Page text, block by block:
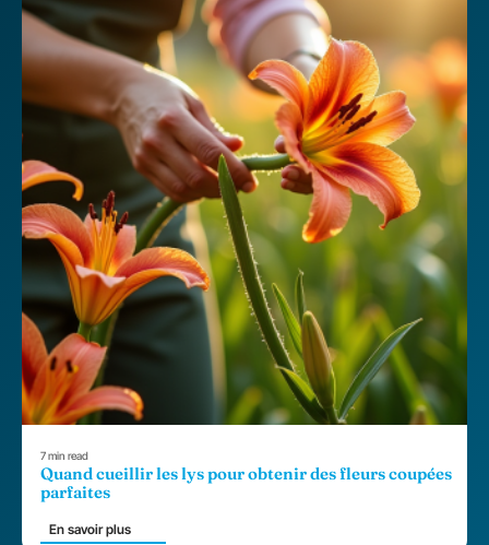
7 min read
Quand cueillir les lys pour obtenir des fleurs coupées
parfaites
En savoir plus